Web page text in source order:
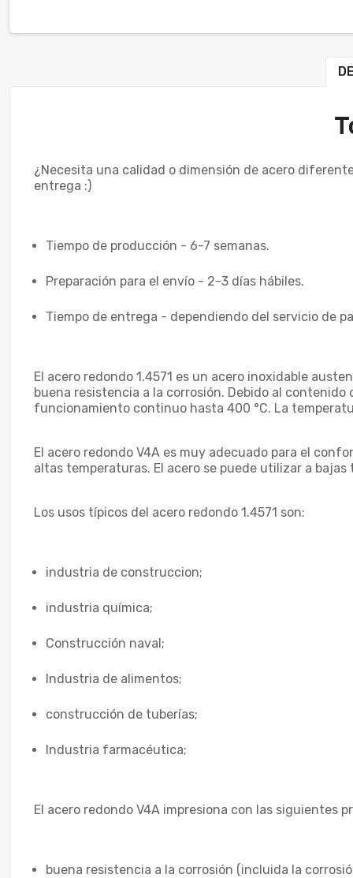
¿Necesita una calidad o dimensión de acero
entrega :)
Tiempo de producción - 6-7 semanas.
Preparación para el envío - 2-3 días hábiles.
Tiempo de entrega - dependiendo del servicio de
El acero redondo 1.4571 es un acero inoxidable
buena resistencia a la corrosión. Debido al
funcionamiento continuo hasta 400 °C. La
El acero redondo V4A es muy adecuado para el
altas temperaturas. El acero se puede utilizar a
Los usos típicos del acero redondo 1.4571 son:
industria de construccion;
industria química;
Construcción naval;
Industria de alimentos;
construcción de tuberías;
Industria farmacéutica;
El acero redondo V4A impresiona con las siguientes
buena resistencia a la corrosión (incluida la